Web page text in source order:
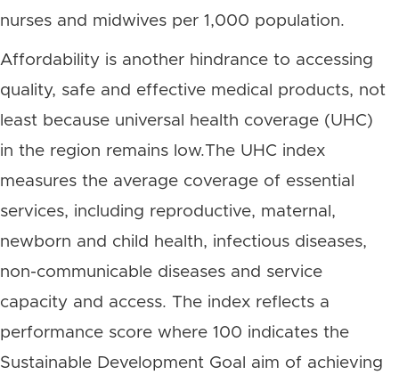
nurses and midwives per 1,000 population.
Affordability is another hindrance to accessing
quality, safe and effective medical products, not
least because universal health coverage (UHC)
in the region remains low.The UHC index
measures the average coverage of essential
services, including reproductive, maternal,
newborn and child health, infectious diseases,
non-communicable diseases and service
capacity and access. The index reflects a
performance score where 100 indicates the
Sustainable Development Goal aim of achieving